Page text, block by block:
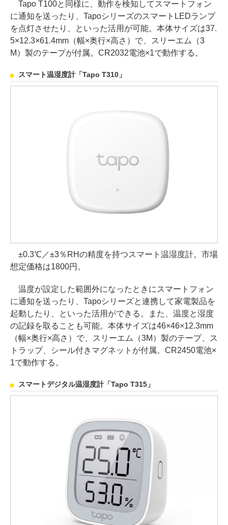
Tapo T100と同様に、動作を検知してスマートフォン
に通知を送ったり、TapoシリーズのスマートLEDランプ
を点灯させたり、といった活用が可能。本体サイズは37.
5×12.3×61.4mm（幅×奥行×高さ）で、スリーエム（3
M）製のテープが付属。CR2032電池×1で動作する。
スマート温湿度計「Tapo T310」
±0.3℃／±3％RHの精度を持つスマート温湿度計。市場
想定価格は1800円。
温度が設定した範囲外になったときにスマートフォン
に通知を送ったり、Tapoシリーズと連携して家電製品を
起動したり、といった活用ができる。また、温度と湿度
の記録を取ることも可能。本体サイズは46×46×12.3mm
（幅×奥行×高さ）で、スリーエム（3M）製のテープ、ス
トラップ、シール付きマグネットが付属。CR2450電池×
1で動作する。
スマートデジタル温湿度計「Tapo T315」